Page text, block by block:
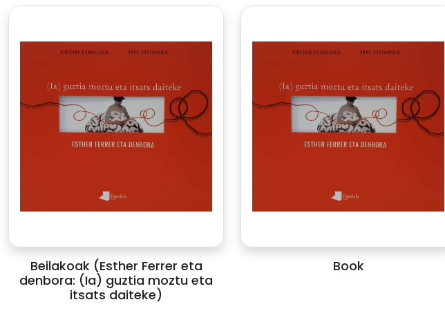
Beilakoak (Esther Ferrer eta
denbora: (Ia) guztia moztu eta
itsats daiteke)
Book